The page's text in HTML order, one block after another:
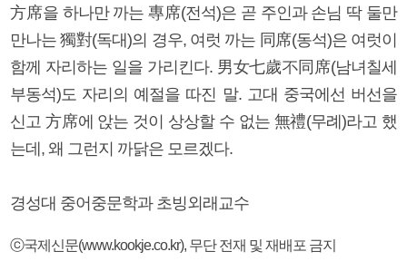
方席을 하나만 까는 專席(전석)은 곧 주인과 손님 딱 둘만
만나는 獨對(독대)의 경우, 여럿 까는 同席(동석)은 여럿이
함께 자리하는 일을 가리킨다. 男女七歲不同席(남녀칠세
부동석)도 자리의 예절을 따진 말. 고대 중국에선 버선을
신고 方席에 앉는 것이 상상할 수 없는 無禮(무례)라고 했
는데, 왜 그런지 까닭은 모르겠다.
경성대 중어중문학과 초빙외래교수
ⓒ국제신문(www.kookje.co.kr), 무단 전재 및 재배포 금지